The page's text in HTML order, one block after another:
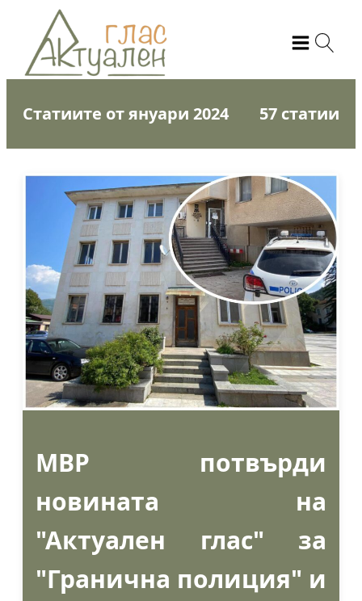
Статиите от януари 2024 57 статии
МВР потвърди
новината на
"Актуален глас" за
"Гранична полиция" и